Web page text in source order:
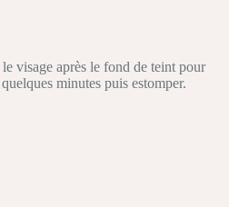
visage après le fond de teint pour
minutes puis estomper.